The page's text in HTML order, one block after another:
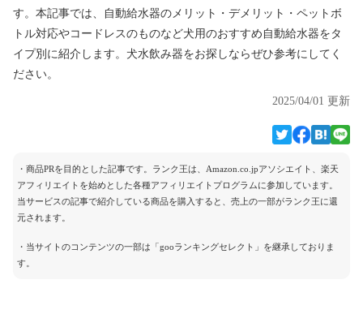
す。本記事では、自動給水器のメリット・デメリット・ペットボ
トル対応やコードレスのものなど犬用のおすすめ自動給水器をタ
イプ別に紹介します。犬水飲み器をお探しならぜひ参考にしてく
ださい。
2025/04/01 更新
・商品PRを目的とした記事です。ランク王は、Amazon.co.jpアソシエイト、楽天
アフィリエイトを始めとした各種アフィリエイトプログラムに参加しています。
当サービスの記事で紹介している商品を購入すると、売上の一部がランク王に還
元されます。
・当サイトのコンテンツの一部は「gooランキングセレクト」を継承しておりま
す。